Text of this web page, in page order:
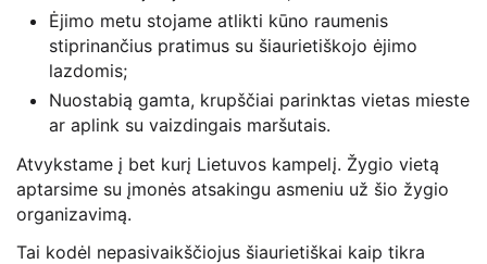
Ėjimo metu stojame atlikti kūno raumenis
stiprinančius pratimus su šiaurietiškojo ėjimo
lazdomis;
Nuostabią gamta, krupščiai parinktas vietas mieste
ar aplink su vaizdingais maršutais.
Atvykstame į bet kurį Lietuvos kampelį. Žygio vietą
aptarsime su įmonės atsakingu asmeniu už šio žygio
organizavimą.
Tai kodėl nepasivaikščiojus šiaurietiškai kaip tikra